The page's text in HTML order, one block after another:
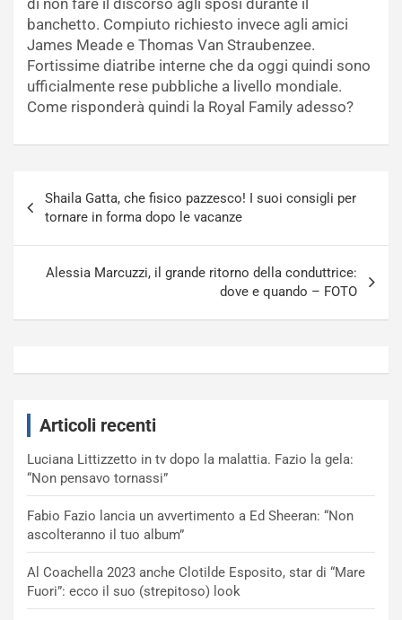
di non fare il discorso agli sposi durante il
banchetto. Compiuto richiesto invece agli amici
James Meade e Thomas Van Straubenzee.
Fortissime diatribe interne che da oggi quindi sono
ufficialmente rese pubbliche a livello mondiale.
Come risponderà quindi la Royal Family adesso?
articoli
Shaila Gatta, che fisico pazzesco! I suoi consigli per
tornare in forma dopo le vacanze
Alessia Marcuzzi, il grande ritorno della conduttrice:
dove e quando – FOTO
Articoli recenti
Luciana Littizzetto in tv dopo la malattia. Fazio la gela:
“Non pensavo tornassi”
Fabio Fazio lancia un avvertimento a Ed Sheeran: “Non
ascolteranno il tuo album”
Al Coachella 2023 anche Clotilde Esposito, star di “Mare
Fuori”: ecco il suo (strepitoso) look